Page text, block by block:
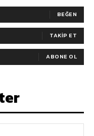
BEĞEN
TAKIP ET
ABONE OL